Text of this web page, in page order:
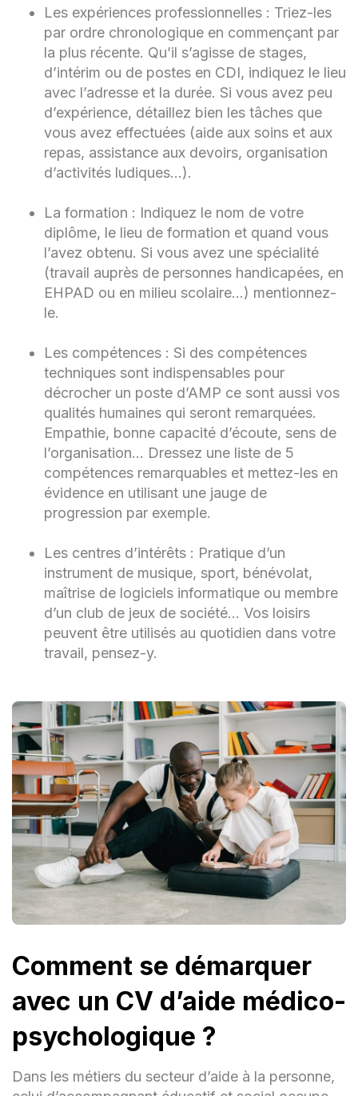
Les expériences professionnelles : Triez-les
par ordre chronologique en commençant par
la plus récente. Qu’il s’agisse de stages,
d’intérim ou de postes en CDI, indiquez le lieu
avec l’adresse et la durée. Si vous avez peu
d’expérience, détaillez bien les tâches que
vous avez effectuées (aide aux soins et aux
repas, assistance aux devoirs, organisation
d’activités ludiques…).
La formation : Indiquez le nom de votre
diplôme, le lieu de formation et quand vous
l’avez obtenu. Si vous avez une spécialité
(travail auprès de personnes handicapées, en
EHPAD ou en milieu scolaire…) mentionnez-
le.
Les compétences : Si des compétences
techniques sont indispensables pour
décrocher un poste d’AMP ce sont aussi vos
qualités humaines qui seront remarquées.
Empathie, bonne capacité d’écoute, sens de
l’organisation… Dressez une liste de 5
compétences remarquables et mettez-les en
évidence en utilisant une jauge de
progression par exemple.
Les centres d’intérêts : Pratique d’un
instrument de musique, sport, bénévolat,
maîtrise de logiciels informatique ou membre
d’un club de jeux de société… Vos loisirs
peuvent être utilisés au quotidien dans votre
travail, pensez-y.
Comment se démarquer
avec un CV d’aide médico-
psychologique ?
Dans les métiers du secteur d’aide à la personne,